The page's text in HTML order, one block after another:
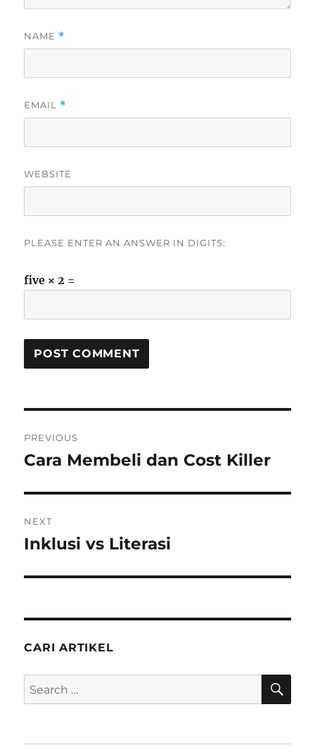
NAME *
EMAIL *
WEBSITE
PLEASE ENTER AN ANSWER IN DIGITS:
five × 2 =
navigation
PREVIOUS
Previous
Cara Membeli dan Cost Killer
NEXT
Next
Inklusi vs Literasi
CARI ARTIKEL
Search
for: